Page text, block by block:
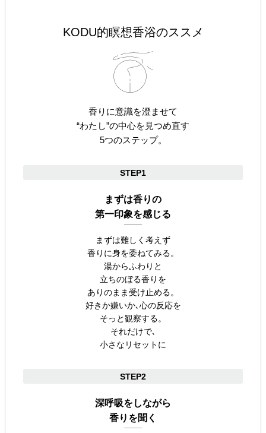
KODU的瞑想香浴のススメ
香りに意識を澄ませて
“わたし”の中心を見つめ直す
5つのステップ。
STEP1
まずは香りの
第一印象を感じる
まずは難しく考えず
香りに身を委ねてみる。
湯からふわりと
立ちのぼる香りを
ありのまま受け止める。
好きか嫌いか､心の反応を
そっと観察する。
それだけで､
小さなリセットに
STEP2
深呼吸をしながら
香りを聞く